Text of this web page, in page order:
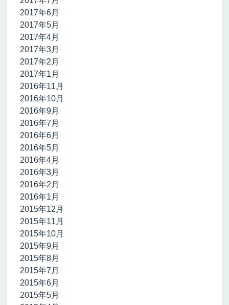
2017年6月
2017年5月
2017年4月
2017年3月
2017年2月
2017年1月
2016年11月
2016年10月
2016年9月
2016年7月
2016年6月
2016年5月
2016年4月
2016年3月
2016年2月
2016年1月
2015年12月
2015年11月
2015年10月
2015年9月
2015年8月
2015年7月
2015年6月
2015年5月